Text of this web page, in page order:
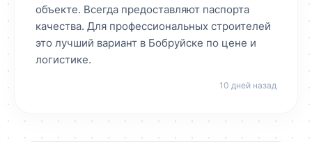
объекте. Всегда предоставляют паспорта
качества. Для профессиональных строителей
это лучший вариант в Бобруйске по цене и
логистике.
10 дней назад